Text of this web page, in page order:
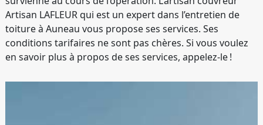
Artisan LAFLEUR qui est un expert dans l’entretien de
toiture à Auneau vous propose ses services. Ses
conditions tarifaires ne sont pas chères. Si vous voulez
en savoir plus à propos de ses services, appelez-le !